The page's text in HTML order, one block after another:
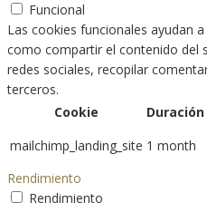
Funcional
Las cookies funcionales ayudan
como compartir el contenido del
redes sociales, recopilar
terceros.
Cookie
Duración
mailchimp_landing_site 1 month
Rendimiento
Rendimiento